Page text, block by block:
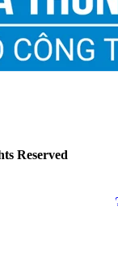
Reserved
(8h00 - 21h30)
(8h00 -